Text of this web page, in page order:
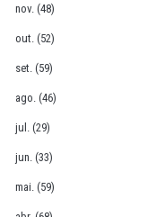
nov.(48)
out.(52)
set.(59)
ago.(46)
jul.(29)
jun.(33)
mai.(59)